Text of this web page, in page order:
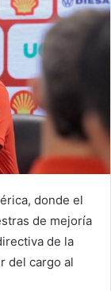
donde el
de mejoría
de la
del cargo al